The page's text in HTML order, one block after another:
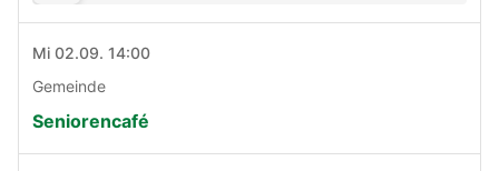
Mi 02.09. 14:00
Gemeinde
Seniorencafé